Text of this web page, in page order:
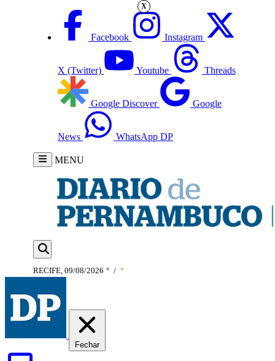
Facebook Instagram
X (Twitter) Youtube Threads
Google Discover Google
News WhatsApp DP
MENU
RECIFE, 09/08/2026 ° / °
Fechar
X